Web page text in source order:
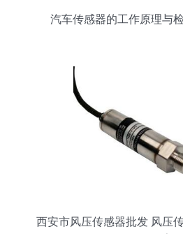
汽车传感器的工作原理与
西安市风压传感器批发 风压